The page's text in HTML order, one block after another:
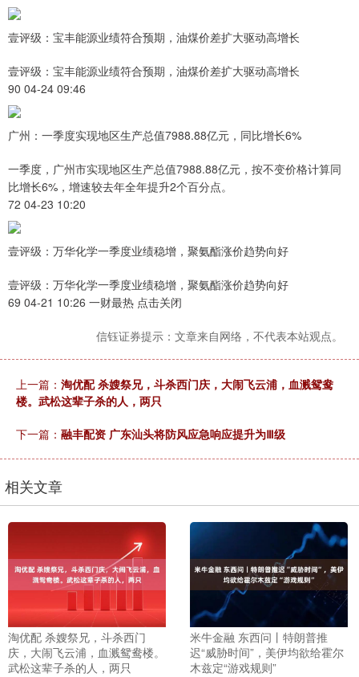
壹评级：宝丰能源业绩符合预期，油煤价差扩大驱动高增长
壹评级：宝丰能源业绩符合预期，油煤价差扩大驱动高增长
90 04-24 09:46
广州：一季度实现地区生产总值7988.88亿元，同比增长6%
一季度，广州市实现地区生产总值7988.88亿元，按不变价格计算同
比增长6%，增速较去年全年提升2个百分点。
72 04-23 10:20
壹评级：万华化学一季度业绩稳增，聚氨酯涨价趋势向好
壹评级：万华化学一季度业绩稳增，聚氨酯涨价趋势向好
69 04-21 10:26 一财最热 点击关闭
信钰证券提示：文章来自网络，不代表本站观点。
上一篇： 淘优配 杀嫂祭兄，斗杀西门庆，大闹飞云浦，血溅鸳鸯
楼。武松这辈子杀的人，两只
下一篇： 融丰配资 广东汕头将防风应急响应提升为Ⅲ级
相关文章
淘优配 杀嫂祭兄，斗杀西门
庆，大闹飞云浦，血溅鸳鸯楼。
武松这辈子杀的人，两只
米牛金融 东西问丨特朗普推
迟“威胁时间”，美伊均欲给霍尔
木兹定“游戏规则”